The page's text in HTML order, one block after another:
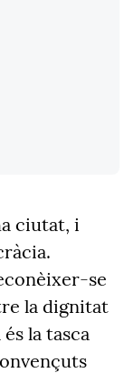
ciutat, i
se
la dignitat
la tasca